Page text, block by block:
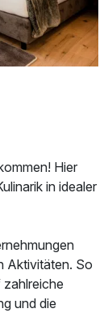
Hier
in idealer
Aktivitäten. So
und die